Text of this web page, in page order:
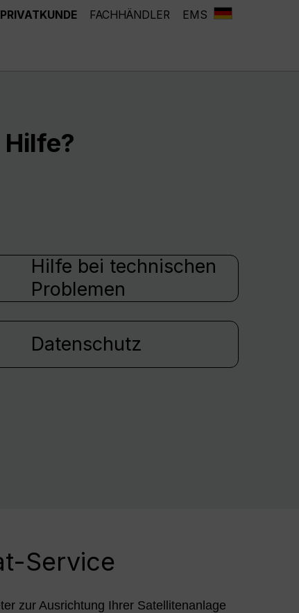
PRIVATKUNDE FACHHÄNDLER EMS
Hilfe bei technischen
Problemen
Datenschutz
Service
zur Ausrichtung Ihrer Satellitenanlage